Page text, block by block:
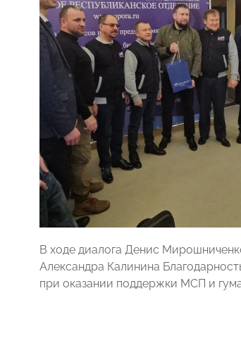
В ходе диалога Денис
Александра Калинина
при оказании поддержки МСП и